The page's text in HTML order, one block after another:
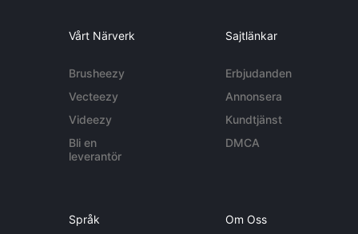
Vårt Närverk
Brusheezy
Vecteezy
Videezy
Bli en
leverantör
Sajtlänkar
Erbjudanden
Annonsera
Kundtjänst
DMCA
Språk Om Oss